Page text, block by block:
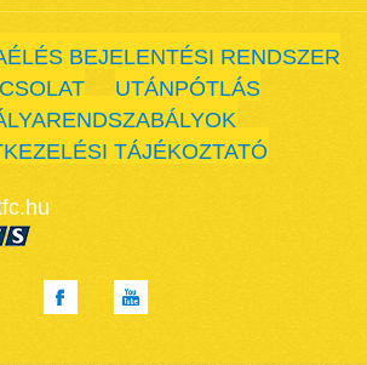
BEJELENTÉSI RENDSZER
UTÁNPÓTLÁS
TÁJÉKOZTATÓ